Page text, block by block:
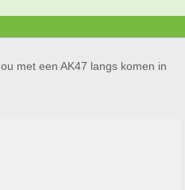
met een AK47 langs komen in